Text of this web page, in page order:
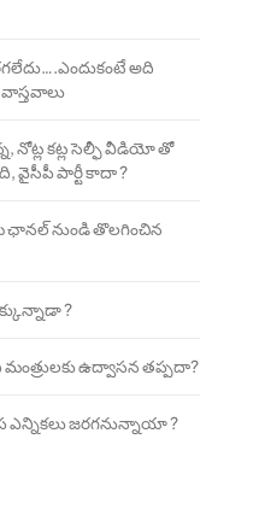
అది
నోట్ల కట్ల సెల్ఫీ వీడియో తో
వైసీపీ పార్టీ కాదా ?
ఛానల్ నుండి తొలగించిన
?
ఉద్వాసన తప్పదా?
ఎన్నికలు జరగనున్నాయా ?